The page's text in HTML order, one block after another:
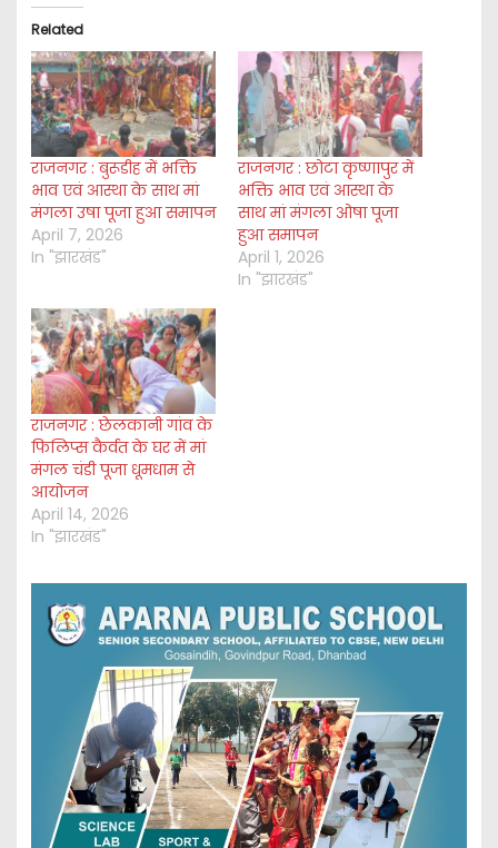
i
n
g
…
Related
राजनगर : बुरूडीह में भक्ति
भाव एवं आस्था के साथ मां
मंगला उषा पूजा हुआ समापन
April 7, 2026
In "झारखंड"
राजनगर : छोटा कृष्णापुर में
भक्ति भाव एवं आस्था के
साथ मां मंगला ओषा पूजा
हुआ समापन
April 1, 2026
In "झारखंड"
राजनगर : छेलकानी गांव के
फिलिप्स कैर्वत के घर में मां
मंगल चंडी पूजा धूमधाम से
आयोजन
April 14, 2026
In "झारखंड"